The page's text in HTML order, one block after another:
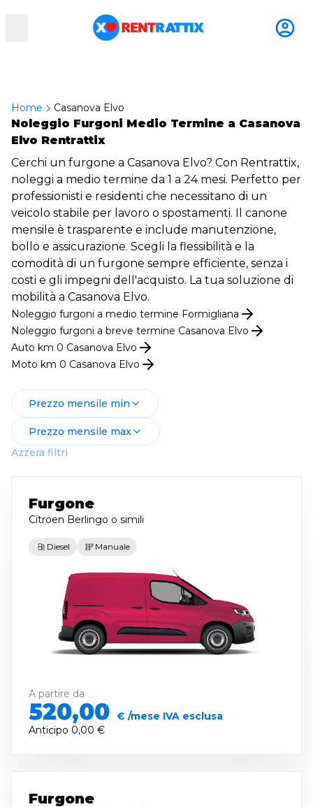
RentRattix
Home Casanova Elvo
Noleggio Furgoni Medio Termine a Casanova
Elvo Rentrattix
Cerchi un furgone a Casanova Elvo? Con Rentrattix,
noleggi a medio termine da 1 a 24 mesi. Perfetto per
professionisti e residenti che necessitano di un
veicolo stabile per lavoro o spostamenti. Il canone
mensile è trasparente e include manutenzione,
bollo e assicurazione. Scegli la flessibilità e la
comodità di un furgone sempre efficiente, senza i
costi e gli impegni dell'acquisto. La tua soluzione di
mobilità a Casanova Elvo.
Noleggio furgoni a medio termine Formigliana
Noleggio furgoni a breve termine Casanova Elvo
Auto km 0 Casanova Elvo
Moto km 0 Casanova Elvo
Prezzo mensile min
Prezzo mensile max
Azzera filtri
Furgone
Citroen Berlingo o simili
Diesel Manuale
A partire da
520,00 € /mese IVA esclusa
Anticipo 0,00 €
Furgone